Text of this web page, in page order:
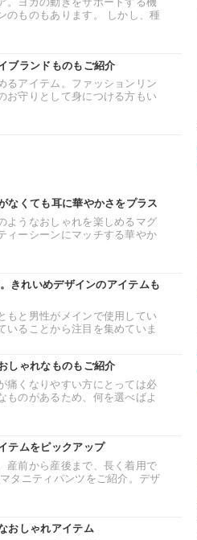
のものもあります。 しかし、種
ブランドものもご紹介
るアイテム。ファッションリン
お守りとして身につける方もい
なくても耳に華やかさをプラス
ようなおしゃれを楽しめるマグ
ィーシーンにマッチする華やか
きれいめデザインのアイテムも
もと男性がメインで使用してい
いることから注目を集めていま
しゃれなものもご紹介
痛くなりやすい方にとっては必
ものがあるため、何を選べばよ
テムをピックアップ
産前から産後まで、長く着用で
タニティパンツをご紹介。デザ
おしゃれアイテム